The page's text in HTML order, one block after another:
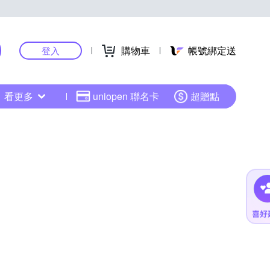
登入 購物車 帳號綁定送
看更多 uniopen 聯名卡 超贈點